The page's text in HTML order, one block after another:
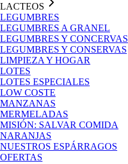
LACTEOS
LEGUMBRES
LEGUMBRES A GRANEL
LEGUMBRES Y CONCERVAS
LEGUMBRES Y CONSERVAS
LIMPIEZA Y HOGAR
LOTES
LOTES ESPECIALES
LOW COSTE
MANZANAS
MERMELADAS
MISIÓN: SALVAR COMIDA
NARANJAS
NUESTROS ESPÁRRAGOS
OFERTAS